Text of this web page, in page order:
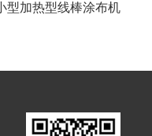
型加热型线棒涂布机